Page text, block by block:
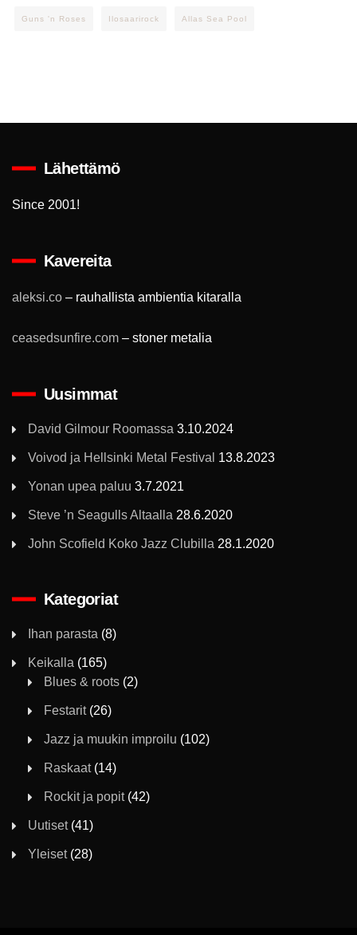
Guns 'n Roses Ilosaarirock Allas Sea Pool
Lähettämö
Since 2001!
Kavereita
aleksi.co – rauhallista ambientia kitaralla
ceasedsunfire.com – stoner metalia
Uusimmat
David Gilmour Roomassa 3.10.2024
Voivod ja Hellsinki Metal Festival 13.8.2023
Yonan upea paluu 3.7.2021
Steve ’n Seagulls Altaalla 28.6.2020
John Scofield Koko Jazz Clubilla 28.1.2020
Kategoriat
Ihan parasta (8)
Keikalla (165)
Blues & roots (2)
Festarit(26)
Jazz ja muukin improilu (102)
Raskaat(14)
Rockit ja popit(42)
Uutiset(41)
Yleiset(28)